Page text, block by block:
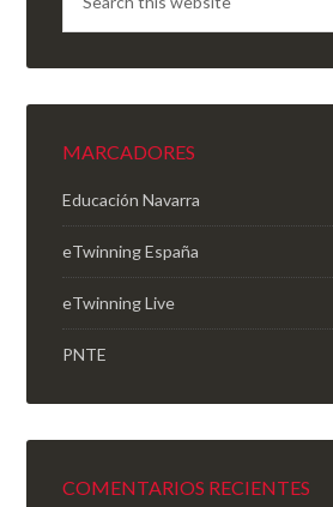
MARCADORES
Educación Navarra
eTwinning España
eTwinning Live
PNTE
COMENTARIOS RECIENTES